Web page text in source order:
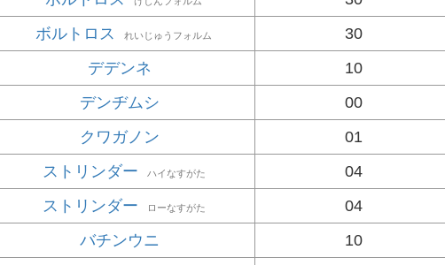
ボルトロス
れいじゅうフォルム
30
デデンネ
10
デンヂムシ
00
クワガノン
01
ストリンダー
ハイなすがた
04
ストリンダー
ローなすがた
04
バチンウニ
10